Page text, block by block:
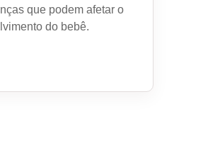
que podem afetar o
do bebê.